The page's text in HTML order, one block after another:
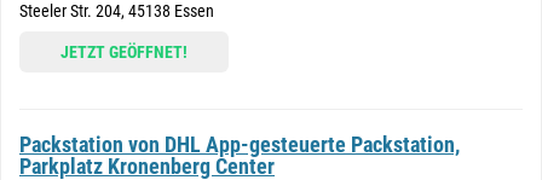
Steeler Str. 204, 45138 Essen
JETZT GEÖFFNET!
Packstation von DHL App-gesteuerte Packstation,
Parkplatz Kronenberg Center